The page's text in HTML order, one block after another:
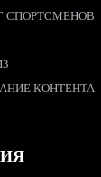
СПОРТСМЕНОВ
КОНТЕНТА